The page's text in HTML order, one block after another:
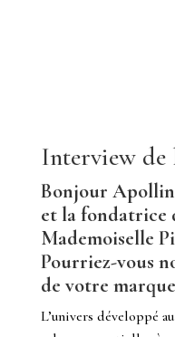
Interview de
Bonjour
et la fondatrice
Mademoiselle
Pourriez-vous
de votre
L’univers développé